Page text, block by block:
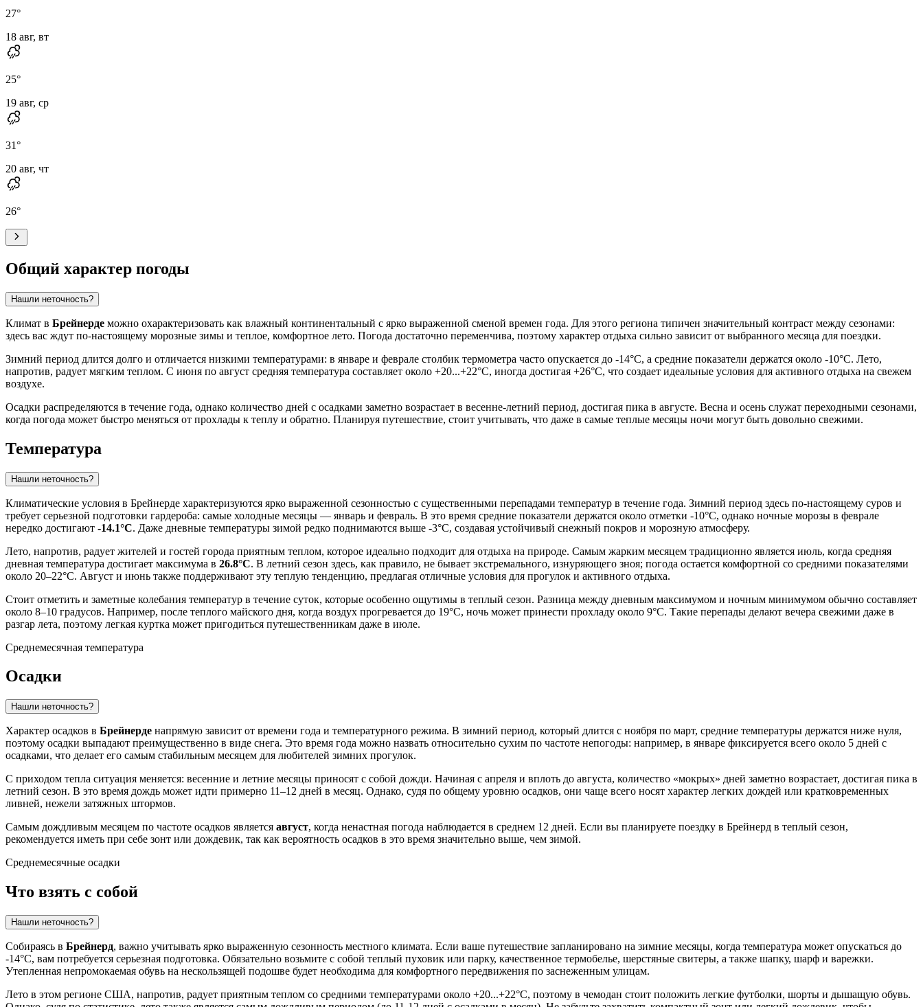
27°
18 авг, вт
25°
19 авг, ср
31°
20 авг, чт
26°
Общий характер погоды
Нашли неточность?
Климат в Брейнерде можно охарактеризовать как влажный континентальный с ярко выраженной сменой времен года. Для этого региона типичен значительный контраст между сезонами:
здесь вас ждут по-настоящему морозные зимы и теплое, комфортное лето. Погода достаточно переменчива, поэтому характер отдыха сильно зависит от выбранного месяца для поездки.
Зимний период длится долго и отличается низкими температурами: в январе и феврале столбик термометра часто опускается до -14°C, а средние показатели держатся около -10°C. Лето,
напротив, радует мягким теплом. С июня по август средняя температура составляет около +20...+22°C, иногда достигая +26°C, что создает идеальные условия для активного отдыха на свежем
воздухе.
Осадки распределяются в течение года, однако количество дней с осадками заметно возрастает в весенне-летний период, достигая пика в августе. Весна и осень служат переходными сезонами,
когда погода может быстро меняться от прохлады к теплу и обратно. Планируя путешествие, стоит учитывать, что даже в самые теплые месяцы ночи могут быть довольно свежими.
Температура
Нашли неточность?
Климатические условия в Брейнерде характеризуются ярко выраженной сезонностью с существенными перепадами температур в течение года. Зимний период здесь по-настоящему суров и
требует серьезной подготовки гардероба: самые холодные месяцы — январь и февраль. В это время средние показатели держатся около отметки -10°C, однако ночные морозы в феврале
нередко достигают -14.1°C. Даже дневные температуры зимой редко поднимаются выше -3°C, создавая устойчивый снежный покров и морозную атмосферу.
Лето, напротив, радует жителей и гостей города приятным теплом, которое идеально подходит для отдыха на природе. Самым жарким месяцем традиционно является июль, когда средняя
дневная температура достигает максимума в 26.8°C. В летний сезон здесь, как правило, не бывает экстремального, изнуряющего зноя; погода остается комфортной со средними показателями
около 20–22°C. Август и июнь также поддерживают эту теплую тенденцию, предлагая отличные условия для прогулок и активного отдыха.
Стоит отметить и заметные колебания температур в течение суток, которые особенно ощутимы в теплый сезон. Разница между дневным максимумом и ночным минимумом обычно составляет
около 8–10 градусов. Например, после теплого майского дня, когда воздух прогревается до 19°C, ночь может принести прохладу около 9°C. Такие перепады делают вечера свежими даже в
разгар лета, поэтому легкая куртка может пригодиться путешественникам даже в июле.
Среднемесячная температура
Осадки
Нашли неточность?
Характер осадков в Брейнерде напрямую зависит от времени года и температурного режима. В зимний период, который длится с ноября по март, средние температуры держатся ниже нуля,
поэтому осадки выпадают преимущественно в виде снега. Это время года можно назвать относительно сухим по частоте непогоды: например, в январе фиксируется всего около 5 дней с
осадками, что делает его самым стабильным месяцем для любителей зимних прогулок.
С приходом тепла ситуация меняется: весенние и летние месяцы приносят с собой дожди. Начиная с апреля и вплоть до августа, количество «мокрых» дней заметно возрастает, достигая пика в
летний сезон. В это время дождь может идти примерно 11–12 дней в месяц. Однако, судя по общему уровню осадков, они чаще всего носят характер легких дождей или кратковременных
ливней, нежели затяжных штормов.
Самым дождливым месяцем по частоте осадков является август, когда ненастная погода наблюдается в среднем 12 дней. Если вы планируете поездку в Брейнерд в теплый сезон,
рекомендуется иметь при себе зонт или дождевик, так как вероятность осадков в это время значительно выше, чем зимой.
Среднемесячные осадки
Что взять с собой
Нашли неточность?
Собираясь в Брейнерд, важно учитывать ярко выраженную сезонность местного климата. Если ваше путешествие запланировано на зимние месяцы, когда температура может опускаться до
-14°C, вам потребуется серьезная подготовка. Обязательно возьмите с собой теплый пуховик или парку, качественное термобелье, шерстяные свитеры, а также шапку, шарф и варежки.
Утепленная непромокаемая обувь на нескользящей подошве будет необходима для комфортного передвижения по заснеженным улицам.
Лето в этом регионе США, напротив, радует приятным теплом со средними температурами около +20...+22°C, поэтому в чемодан стоит положить легкие футболки, шорты и дышащую обувь.